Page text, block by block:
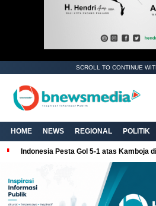
SCROLL TO CONTINUE
HOME NEWS REGIONAL POLITIK
Indonesia Pesta Gol 5-1 atas Kamboja
. Ukuran gambar 480px x 600px